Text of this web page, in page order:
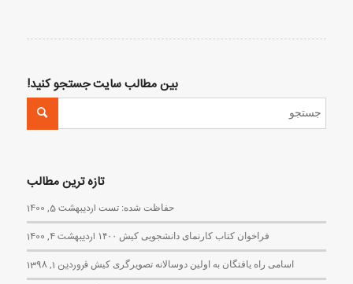
بین مطالب سایت جستجو کنید!
تازه ترین مطالب
حفاظت شده: تست اردیبهشت 5, 1400
فراخوان کتاب کارنمای دانشجویی کیش ۱۴۰۰ اردیبهشت 4, 1400
اسامی راه یافتگان به اولین دوسالانه تصویرگری کیش فروردین 1, 1398